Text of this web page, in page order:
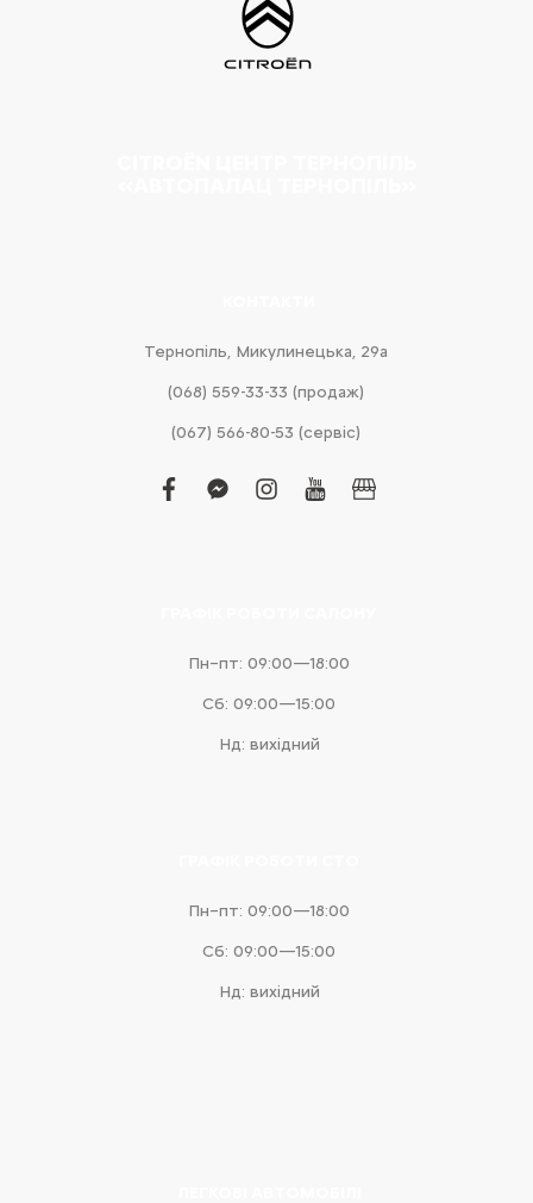
Тернопіль, Микулинецька, 29а
(068) 559-33-33 (продаж)
(067) 566-80-53 (сервіс)
facebook
facebook-
instagram
youtubebusiness
Пн–пт: 09:00—18:00
Сб: 09:00—15:00
Нд: вихідний
Пн–пт: 09:00—18:00
Сб: 09:00—15:00
Нд: вихідний